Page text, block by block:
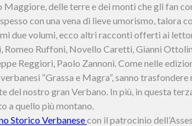
Maggiore, delle terre e dei monti che gli fan
con una vena di lieve umorismo, talora
due volumi, ecco altri racconti offerti ai
Romeo Ruffoni, Novello Caretti, Gianni
Reggiori, Paolo Zannoni. Come nelle
“Grassa e Magra”, sanno
del nostro gran Verbano. In più, in questa
a quello più montano.
Storico Verbanesecon il patrocinio